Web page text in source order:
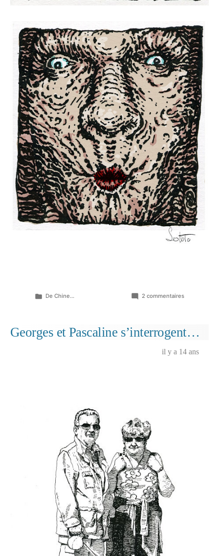
Publié
De Chine... 2 commentairessur
(cases
mises
Georges et Pascaline s’interrogent…
il y a 14 ans